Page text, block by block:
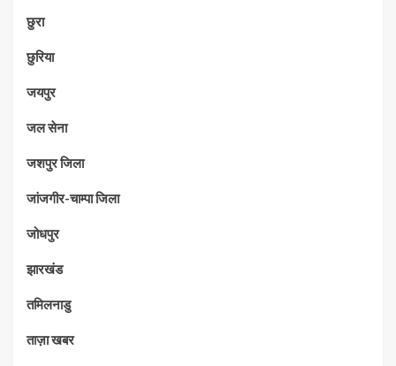
छुरा
छुरिया
जयपुर
जल सेना
जशपुर जिला
जांजगीर-चाम्पा जिला
जोधपुर
झारखंड
तमिलनाडु
ताज़ा खबर